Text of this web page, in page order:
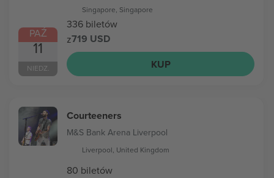
PAŹ
11
NIEDZ.
Singapore, Singapore
336 biletów
z719 USD
KUP
Courteeners
M&S Bank Arena Liverpool
Liverpool, United Kingdom
80 biletów